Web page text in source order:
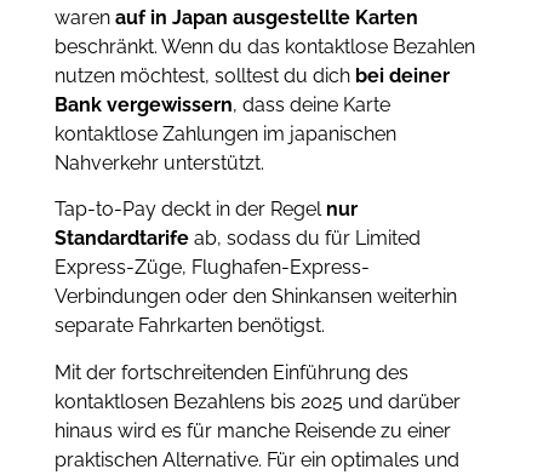
waren auf in Japan ausgestellte Karten
beschränkt. Wenn du das kontaktlose Bezahlen
nutzen möchtest, solltest du dich bei deiner
Bank vergewissern, dass deine Karte
kontaktlose Zahlungen im japanischen
Nahverkehr unterstützt.
Tap-to-Pay deckt in der Regel nur
Standardtarifeab, sodass du für Limited
Express-Züge, Flughafen-Express-
Verbindungen oder den Shinkansen weiterhin
separate Fahrkarten benötigst.
Mit der fortschreitenden Einführung des
kontaktlosen Bezahlens bis 2025 und darüber
hinaus wird es für manche Reisende zu einer
praktischen Alternative. Für ein optimales und